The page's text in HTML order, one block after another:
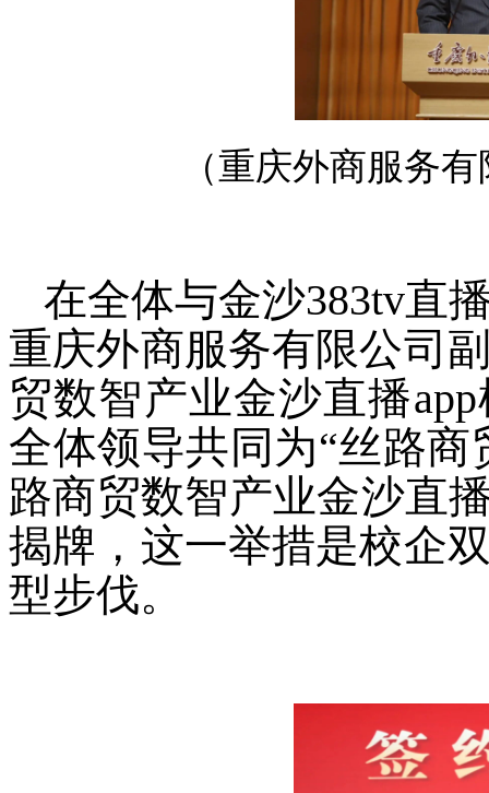
（重庆外商服务
在全体与金沙383tv直
重庆外商服务有限公司
贸数智产业金沙直播
全体领导共同为“丝路商
路商贸数智产业金沙直
揭牌，这一举措是校企
型步伐。